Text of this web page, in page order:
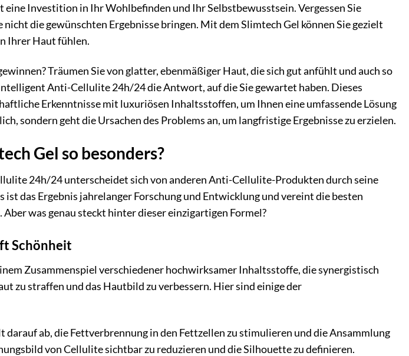
eine Investition in Ihr Wohlbefinden und Ihr Selbstbewusstsein. Vergessen Sie
die gewünschten Ergebnisse bringen. Mit dem Slimtech Gel können Sie gezielt
Ihrer Haut fühlen.
Träumen Sie von glatter, ebenmäßiger Haut, die sich gut anfühlt und auch so
Anti-Cellulite 24h/24 die Antwort, auf die Sie gewartet haben. Dieses
Erkenntnisse mit luxuriösen Inhaltsstoffen, um Ihnen eine umfassende Lösung
sondern geht die Ursachen des Problems an, um langfristige Ergebnisse zu erzielen.
Gel so besonders?
24h/24 unterscheidet sich von anderen Anti-Cellulite-Produkten durch seine
das Ergebnis jahrelanger Forschung und Entwicklung und vereint die besten
was genau steckt hinter dieser einzigartigen Formel?
Schönheit
Zusammenspiel verschiedener hochwirksamer Inhaltsstoffe, die synergistisch
zu straffen und das Hautbild zu verbessern. Hier sind einige der
darauf ab, die Fettverbrennung in den Fettzellen zu stimulieren und die Ansammlung
von Cellulite sichtbar zu reduzieren und die Silhouette zu definieren.